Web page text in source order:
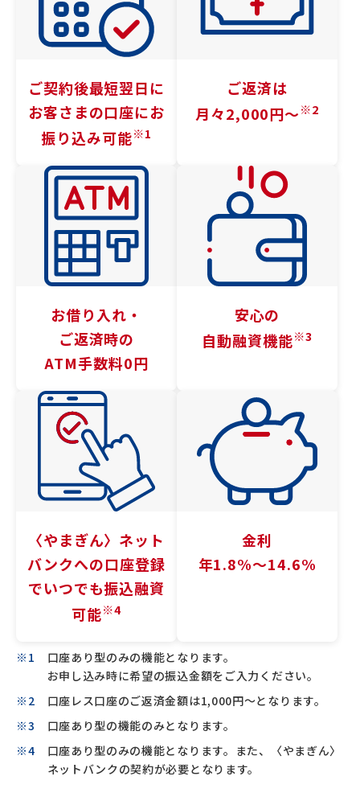
ご契約後最短翌日に
お客さまの口座にお
振り込み可能※1
ご返済は
月々2,000円〜※2
お借り入れ・
ご返済時の
ATM手数料0円
安心の
自動融資機能※3
〈やまぎん〉 ネット
バンクへの口座登録
でいつでも振込融資
可能※4
金利
年1.8%〜14.6%
口座あり型のみの機能となります。
お申し込み時に希望の振込金額をご入力ください。
口座レス口座のご返済金額は1,000円～となります。
口座あり型の機能のみとなります。
口座あり型のみの機能となります。また、〈やまぎん〉
ネットバンクの契約が必要となります。